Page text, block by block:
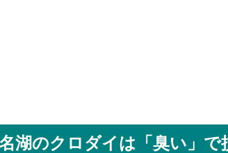
湖のクロダイは「臭い」